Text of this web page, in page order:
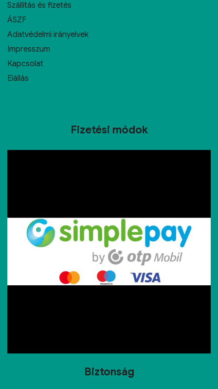
Szállítás és fizetés
ÁSZF
Adatvédelmi irányelvek
Impresszum
Kapcsolat
Elállás
Fizetési módok
Biztonság